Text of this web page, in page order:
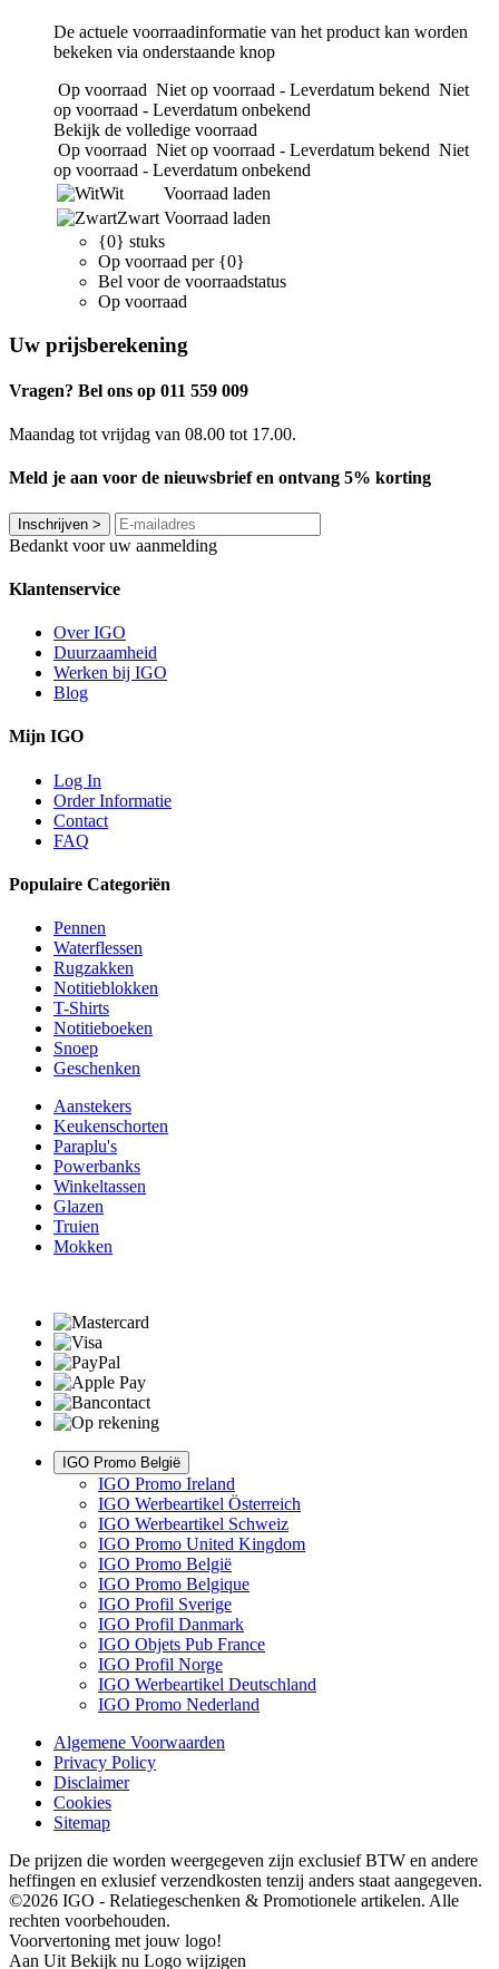
De actuele voorraadinformatie van het product kan worden
bekeken via onderstaande knop
Op voorraad Niet op voorraad - Leverdatum bekend Niet
op voorraad - Leverdatum onbekend
Bekijk de volledige voorraad
Op voorraad Niet op voorraad - Leverdatum bekend Niet
op voorraad - Leverdatum onbekend
Wit
Voorraad laden
Zwart Voorraad laden
{0} stuks
Op voorraad per {0}
Bel voor de voorraadstatus
Op voorraad
Uw prijsberekening
Vragen? Bel ons op 011 559 009
Maandag tot vrijdag van 08.00 tot 17.00.
Meld je aan voor de nieuwsbrief en ontvang 5% korting
Inschrijven >
Bedankt voor uw aanmelding
Klantenservice
Over IGO
Duurzaamheid
Werken bij IGO
Blog
Mijn IGO
Log In
Order Informatie
Contact
FAQ
Populaire Categoriën
Pennen
Waterflessen
Rugzakken
Notitieblokken
T-Shirts
Notitieboeken
Snoep
Geschenken
Aanstekers
Keukenschorten
Paraplu's
Powerbanks
Winkeltassen
Glazen
Truien
Mokken
IGO Promo België
IGO Promo Ireland
IGO Werbeartikel Österreich
IGO Werbeartikel Schweiz
IGO Promo United Kingdom
IGO Promo België
IGO Promo Belgique
IGO Profil Sverige
IGO Profil Danmark
IGO Objets Pub France
IGO Profil Norge
IGO Werbeartikel Deutschland
IGO Promo Nederland
Algemene Voorwaarden
Privacy Policy
Disclaimer
Cookies
Sitemap
De prijzen die worden weergegeven zijn exclusief BTW en andere
heffingen en exlusief verzendkosten tenzij anders staat aangegeven.
©2026 IGO - Relatiegeschenken & Promotionele artikelen. Alle
rechten voorbehouden.
Voorvertoning met jouw logo!
Aan Uit Bekijk nu Logo wijzigen